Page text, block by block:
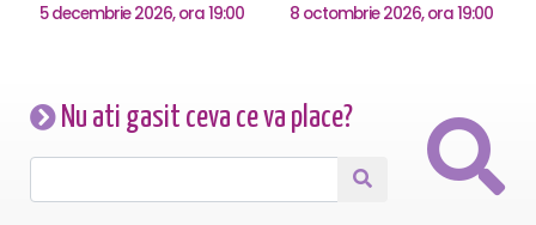
5 decembrie 2026, ora 19:00 8 octombrie 2026, ora 19:00
Nu ati gasit ceva ce va place?